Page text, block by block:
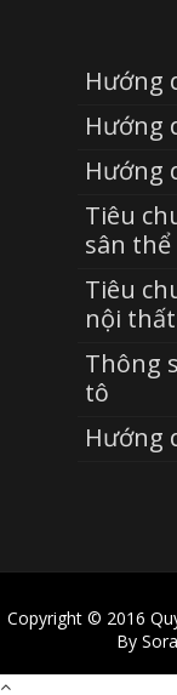
Hướng
Hướng
Hướng
Tiêu
sân
Tiêu
nội thất
Thông
tô
Hướng
Copyright © 2016
By